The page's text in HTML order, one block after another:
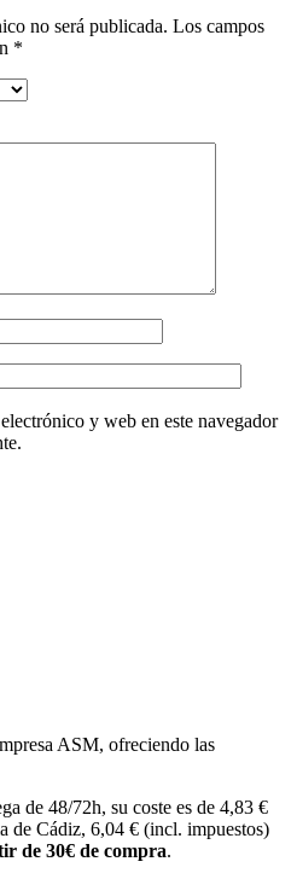
no será publicada. Los campos
*
y web en este navegador
ASM, ofreciendo las
de 48/72h, su coste es de 4,83 €
de Cádiz, 6,04 € (incl. impuestos)
de 30€ de compra.